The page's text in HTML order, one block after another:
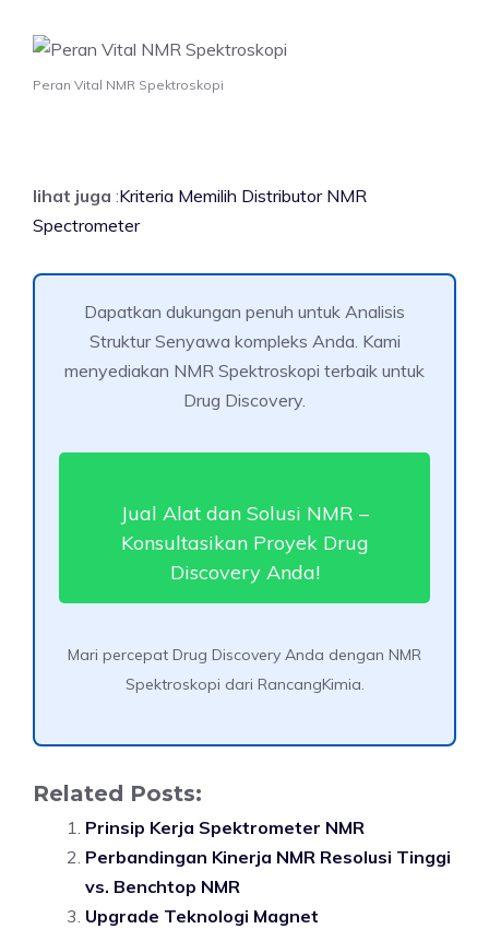
Peran Vital NMR Spektroskopi
lihat juga :Kriteria Memilih Distributor NMR
Spectrometer
Dapatkan dukungan penuh untuk Analisis
Struktur Senyawa kompleks Anda. Kami
menyediakan NMR Spektroskopi terbaik untuk
Drug Discovery.
Jual Alat dan Solusi NMR –
Konsultasikan Proyek Drug
Discovery Anda!
Mari percepat Drug Discovery Anda dengan NMR
Spektroskopi dari RancangKimia.
Related Posts:
Prinsip Kerja Spektrometer NMR
Perbandingan Kinerja NMR Resolusi Tinggi
vs. Benchtop NMR
Upgrade Teknologi Magnet